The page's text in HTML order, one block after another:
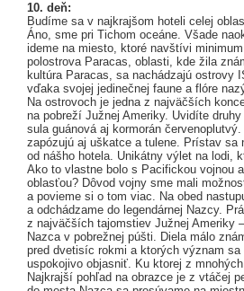
10. deň:
Budíme sa v najkrajšom hoteli celej
Áno, sme pri Tichom oceáne. Všade
ideme na miesto, ktoré navštívi
polostrova Paracas, oblasti, kde žila
kultúra Paracas, sa nachádzajú ostrovy
vďaka svojej jedinečnej faune a flóre
Na ostrovoch je jedna z najväčších
na pobreží Južnej Ameriky. Uvidíte
sula guánová aj kormorán
zapózujú aj uškatce a tulene. Prístav sa
od nášho hotela. Unikátny výlet na lodi,
Ako to vlastne bolo s Pacifickou vojnou
oblasťou? Dôvod vojny sme mali
a povieme si o tom viac. Na obed
a odchádzame do legendárnej Nazcy.
z najväčších tajomstiev Južnej Ameriky
Nazca v pobrežnej púšti. Diela málo
pred dvetisíc rokmi a ktorých význam sa
uspokojivo objasniť. Ku ktorej z
Najkrajší pohľad na obrazce je z vtáčej